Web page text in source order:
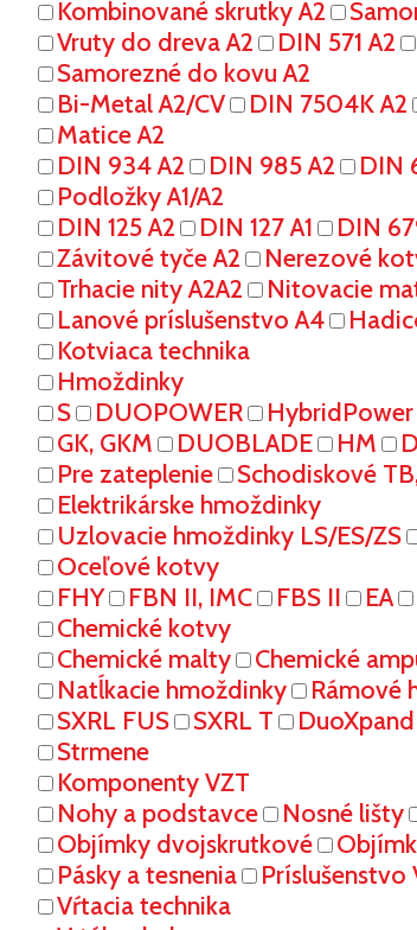
Kombinované skrutky A2
Vruty do dreva A2
DIN 571 A2
Samorezné do kovu A2
Bi-Metal A2/CV
DIN 7504K A2
Matice A2
DIN 934 A2
DIN 985 A2 DIN
Podložky A1/A2
DIN 125 A2
DIN 127 A1 DIN
Závitové tyče A2
Nerezové
Trhacie nity A2A2
Nitovacie
Lanové príslušenstvo A4
Kotviaca technika
Hmoždinky
S
DUOPOWER HybridPower
GK, GKM
DUOBLADE HM
Pre zateplenie
Schodiskové
Elektrikárske hmoždinky
Uzlovacie hmoždinky LS/ES/ZS
Oceľové kotvy
FHY
FBN II, IMC FBS II EA
Chemické kotvy
Chemické malty
Chemické
Natĺkacie hmoždinky
Rámové
SXRL FUS
SXRL T
Strmene
Komponenty VZT
Nohy a podstavce
Nosné lišty
Objímky dvojskrutkové
Pásky a tesnenia
Príslušenstvo
Vŕtacia technika